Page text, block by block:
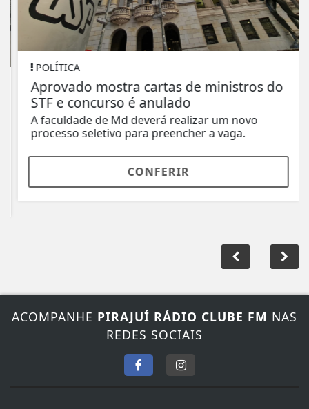
POLÍTICA
Aprovado mostra cartas de ministros do
STF e concurso é anulado
A faculdade de Md deverá realizar um novo
processo seletivo para preencher a vaga.
CONFERIR
ACOMPANHEPIRAJUÍ RÁDIO CLUBE FMNAS
REDES SOCIAIS